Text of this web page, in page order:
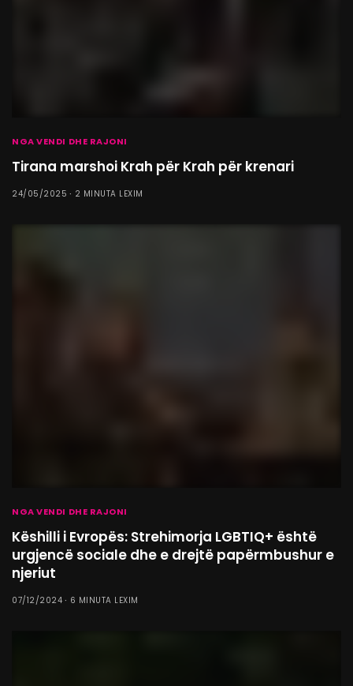
NGA VENDI DHE RAJONI
Tirana marshoi Krah për Krah për krenari
24/05/2025 2 MINUTA LEXIM
NGA VENDI DHE RAJONI
Këshilli i Evropës: Strehimorja LGBTIQ+ është
urgjencë sociale dhe e drejtë papërmbushur e
njeriut
07/12/2024 6 MINUTA LEXIM